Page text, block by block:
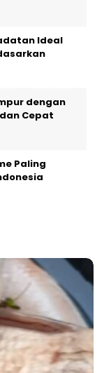
Ideal
dengan
Cepat
Paling